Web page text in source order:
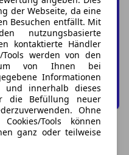
Opel
finden
Leasing
der Webseite, da eine
Besuchen entfällt. Mit
nutzungsbasierte
kontaktierte Händler
Tools werden von den
um von Ihnen bei
Informationen
innerhalb dieses
die Befüllung neuer
Ohne
Tools können
ganz oder teilweise